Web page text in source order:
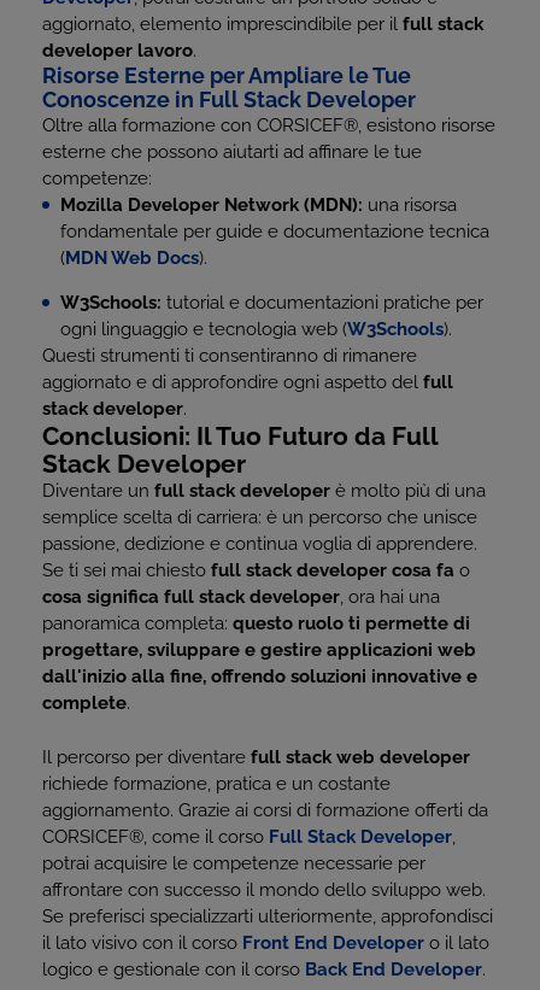
aggiornato, elemento imprescindibile per il full stack
developer lavoro.
Risorse Esterne per Ampliare le Tue
Conoscenze in Full Stack Developer
Oltre alla formazione con CORSICEF®, esistono risorse
esterne che possono aiutarti ad affinare le tue
competenze:
Mozilla Developer Network (MDN): una risorsa
fondamentale per guide e documentazione tecnica
(MDN Web Docs).
W3Schools: tutorial e documentazioni pratiche per
ogni linguaggio e tecnologia web (W3Schools).
Questi strumenti ti consentiranno di rimanere
aggiornato e di approfondire ogni aspetto del full
stack developer.
Conclusioni: Il Tuo Futuro da Full
Stack Developer
Diventare un full stack developer è molto più di una
semplice scelta di carriera: è un percorso che unisce
passione, dedizione e continua voglia di apprendere.
Se ti sei mai chiesto full stack developer cosa fa o
cosa significa full stack developer, ora hai una
panoramica completa: questo ruolo ti permette di
progettare, sviluppare e gestire applicazioni web
dall'inizio alla fine, offrendo soluzioni innovative e
complete.
Il percorso per diventare full stack web developer
richiede formazione, pratica e un costante
aggiornamento. Grazie ai corsi di formazione offerti da
CORSICEF®, come il corso Full Stack Developer,
potrai acquisire le competenze necessarie per
affrontare con successo il mondo dello sviluppo web.
Se preferisci specializzarti ulteriormente, approfondisci
il lato visivo con il corso Front End Developer o il lato
logico e gestionale con il corso Back End Developer.